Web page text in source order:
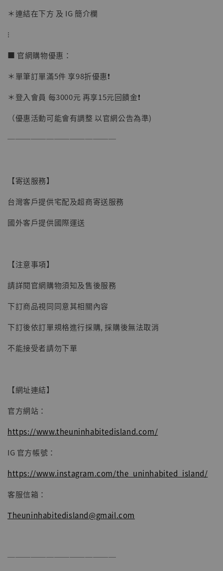
【現貨】BJSTUDIO 1/6系列可動蒐藏人偶 讓
NT$ 4,980
NT$ 5,300
＊連結在下方 及 IG 簡介欄
⁝
■ 官網購物優惠：
＊單筆訂單滿5件 享98折優惠❗️
＊登入會員 每3000元 再享15元回饋金❗️
（優惠活動可能會有調整 以官網公告為準)
──────────────
【寄送服務】
台灣客戶提供宅配及超商寄送服務
國外客戶提供國際運送
【注意事項】
請詳閱官網購物須知及售後服務
下訂商品視同同意其相關內容
下訂後依訂單規格進行採購, 採購後無法取消
不能接受者請勿下單
【網址連結】
官方網站：
https://www.theuninhabitedisland.com/
IG 官方帳號：
https://www.instagram.com/the_uninhabited_island/
客服信箱：
Theuninhabitedisland@gmail.com
──────────────